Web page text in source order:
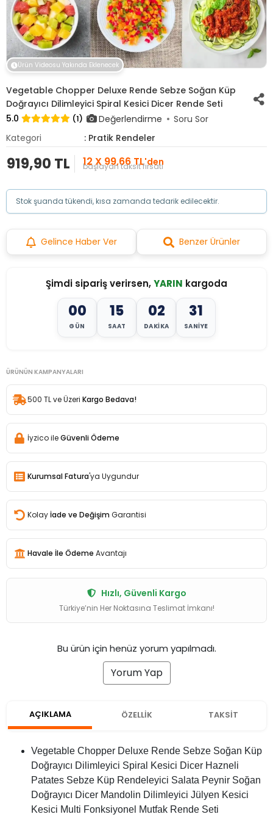
Ürün Videosu Yakında Eklenecek
Vegetable Chopper Deluxe Rende Sebze Soğan Küp
Doğrayıcı Dilimleyici Spiral Kesici Dicer Rende Seti
5.0
(1) Değerlendirme
Soru Sor
Kategori
: Pratik Rendeler
919,90 TL 12 X 99,66 TL'den
başlayan taksit fırsatı
Stok şuanda tükendi, kısa zamanda tedarik edilecektir.
Gelince Haber Ver Benzer Ürünler
Şimdi sipariş verirsen,YARIN kargoda
00
GÜN
15
SAAT
02
DAKIKA
29
SANIYE
ÜRÜNÜN KAMPANYALARI
500 TL ve Üzeri Kargo Bedava!
İyzico ileGüvenli Ödeme
Kurumsal Fatura'ya Uygundur
Kolay İade ve Değişim Garantisi
Havale İle Ödeme Avantajı
Hızlı, Güvenli Kargo
Türkiye’nin Her Noktasına Teslimat İmkanı!
Bu ürün için henüz yorum yapılmadı.
Yorum Yap
AÇIKLAMA ÖZELLİK TAKSİT
Vegetable Chopper Deluxe Rende Sebze Soğan Küp
Doğrayıcı Dilimleyici Spiral Kesici Dicer Hazneli
Patates Sebze Küp Rendeleyici Salata Peynir Soğan
Doğrayıcı Dicer Mandolin Dilimleyici Jülyen Kesici
Kesici Multi Fonksiyonel Mutfak Rende Seti